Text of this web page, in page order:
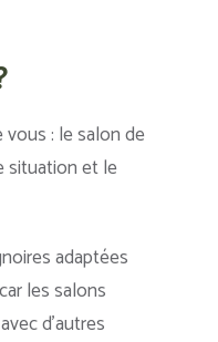
: le salon de
situation et le
adaptées
les salons
d’autres